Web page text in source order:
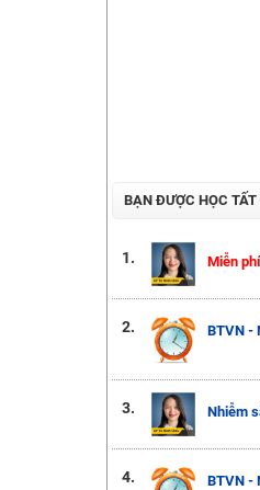
BẠN ĐƯỢC HỌC
1. Miễn
2. BTVN -
3. Nhiễm
4. BTVN -